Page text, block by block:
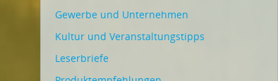
Gewerbe und Unternehmen
Kultur und Veranstaltungstipps
Leserbriefe